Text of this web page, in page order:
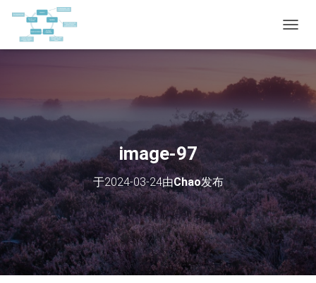
换
image-97
于2024-03-24由Chao发布